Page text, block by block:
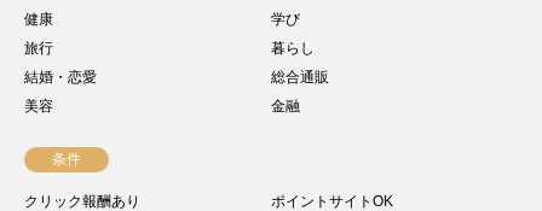
健康
学び
旅行
暮らし
結婚・恋愛
総合通販
美容
金融
条件
クリック報酬あり
ポイントサイトOK